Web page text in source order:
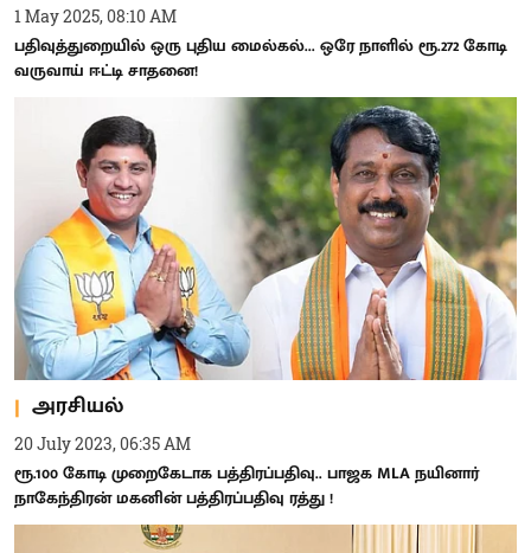
1 May 2025, 08:10 AM
பதிவுத்துறையில் ஒரு புதிய மைல்கல்... ஒரே நாளில் ரூ.272 கோடி
வருவாய் ஈட்டி சாதனை!
அரசியல்
20 July 2023, 06:35 AM
ரூ.100 கோடி முறைகேடாக பத்திரப்பதிவு.. பாஜக MLA நயினார்
நாகேந்திரன் மகனின் பத்திரப்பதிவு ரத்து !